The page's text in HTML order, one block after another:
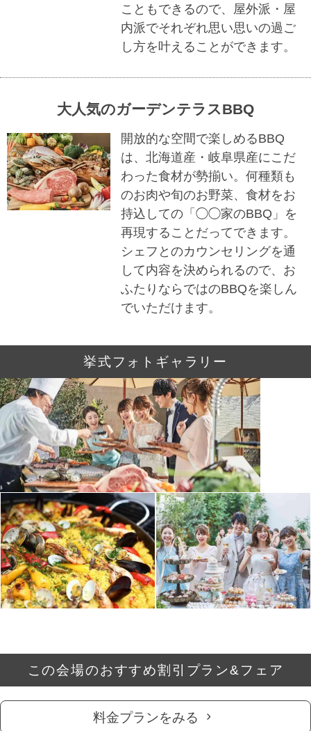
こともできるので、屋外派・屋
内派でそれぞれ思い思いの過ご
し方を叶えることができます。
大人気のガーデンテラスBBQ
開放的な空間で楽しめるBBQ
は、北海道産・岐阜県産にこだ
わった食材が勢揃い。何種類も
のお肉や旬のお野菜、食材をお
持込しての「◯◯家のBBQ」を
再現することだってできます。
シェフとのカウンセリングを通
して内容を決められるので、お
ふたりならではのBBQを楽しん
でいただけます。
挙式フォトギャラリー
この会場のおすすめ割引プラン&フェア
料金プランをみる